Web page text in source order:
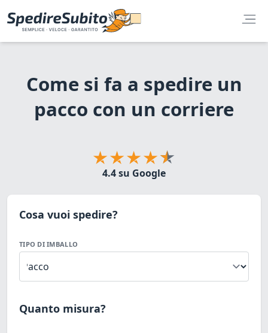
Come si fa a spedire un
pacco con un corriere
4.4 su Google
Cosa vuoi spedire?
TIPO DI IMBALLO
Quanto misura?